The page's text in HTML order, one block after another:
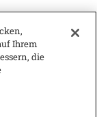
2005
Ihrem
die